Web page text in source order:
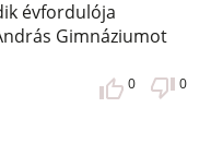
évfordulója
Gimnáziumot
0 0